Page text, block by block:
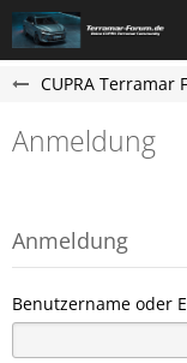
CUPRA
Anmeldung
Anmeldung
Benutzername oder